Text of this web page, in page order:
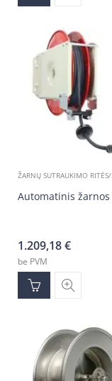
ŽARNŲ SUTRAUKIMO
Automatinis
1.209,18€
be PVM